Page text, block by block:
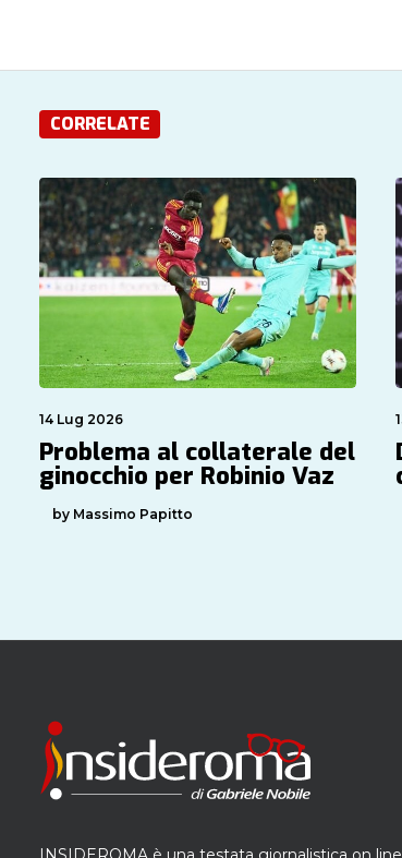
CORRELATE
14 Lug 2026
Problema al collaterale del
ginocchio per Robinio Vaz
by Massimo Papitto